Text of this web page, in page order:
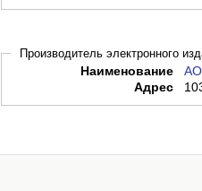
Производитель электронного
Наименование
Адрес